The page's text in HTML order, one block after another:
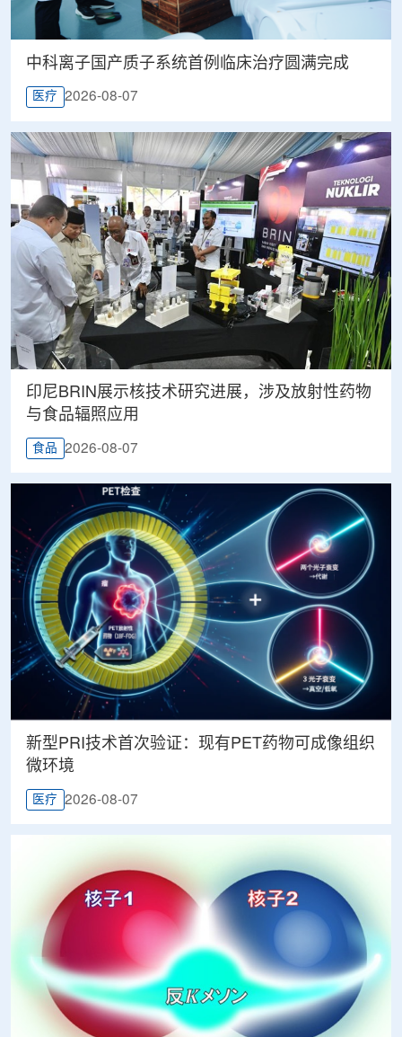
中科离子国产质子系统首例临床治疗圆满完成
医疗 2026-08-07
印尼BRIN展示核技术研究进展，涉及放射性药物
与食品辐照应用
食品 2026-08-07
新型PRI技术首次验证：现有PET药物可成像组织
微环境
医疗 2026-08-07